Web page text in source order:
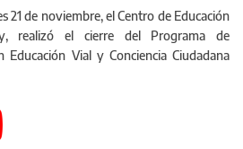
21 de noviembre, el Centro de Educación
realizó el cierre del Programa de
Educación Vial y Conciencia Ciudadana